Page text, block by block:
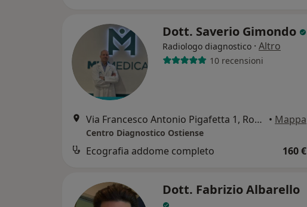
Dott. Saverio Gimondo
Radiologo diagnostico · Altro
10 recensioni
Via Francesco Antonio Pigafetta 1, Roma • Mappa
Centro Diagnostico Ostiense
Ecografia addome completo 160 €
Dott. Fabrizio Albarello